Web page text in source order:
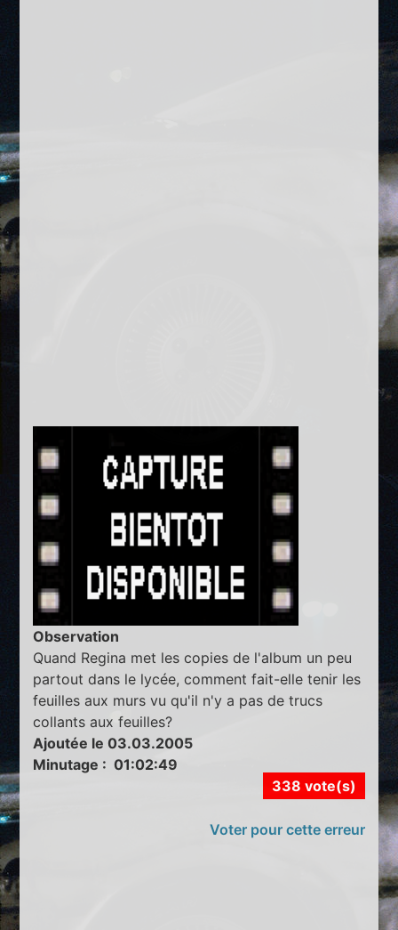
Observation
Quand Regina met les copies de l'album un peu
partout dans le lycée, comment fait-elle tenir les
feuilles aux murs vu qu'il n'y a pas de trucs
collants aux feuilles?
Ajoutée le 03.03.2005
Minutage : 01:02:49
338 vote(s)
Voter pour cette erreur